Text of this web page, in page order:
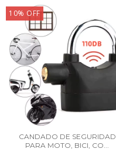
10% OFF
CANDADO DE SEGURIDAD
PARA MOTO, BICI, CO...